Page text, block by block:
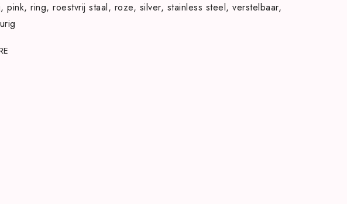
pink ring roestvrij staal roze silver stainless steel verstelbaar